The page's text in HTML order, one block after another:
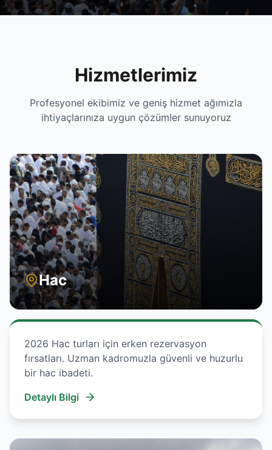
Hizmetlerimiz
Profesyonel ekibimiz ve geniş hizmet ağımızla
ihtiyaçlarınıza uygun çözümler sunuyoruz
Hac
2026 Hac turları için erken rezervasyon
fırsatları. Uzman kadromuzla güvenli ve huzurlu
bir hac ibadeti.
Detaylı Bilgi